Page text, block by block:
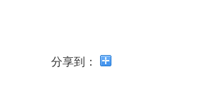
分享到：